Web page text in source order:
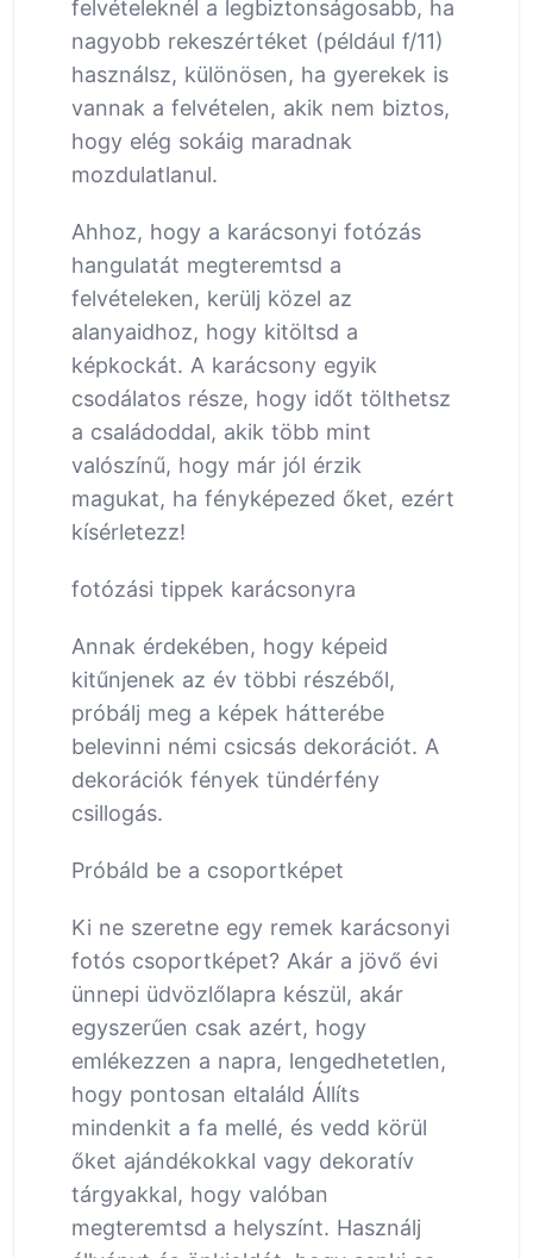
felvételeknél a legbiztonságosabb, ha
nagyobb rekeszértéket (például f/11)
használsz, különösen, ha gyerekek is
vannak a felvételen, akik nem biztos,
hogy elég sokáig maradnak
mozdulatlanul.
Ahhoz, hogy a karácsonyi fotózás
hangulatát megteremtsd a
felvételeken, kerülj közel az
alanyaidhoz, hogy kitöltsd a
képkockát. A karácsony egyik
csodálatos része, hogy időt tölthetsz
a családoddal, akik több mint
valószínű, hogy már jól érzik
magukat, ha fényképezed őket, ezért
kísérletezz!
fotózási tippek karácsonyra
Annak érdekében, hogy képeid
kitűnjenek az év többi részéből,
próbálj meg a képek hátterébe
belevinni némi csicsás dekorációt. A
dekorációk fények tündérfény
csillogás.
Próbáld be a csoportképet
Ki ne szeretne egy remek karácsonyi
fotós csoportképet? Akár a jövő évi
ünnepi üdvözlőlapra készül, akár
egyszerűen csak azért, hogy
emlékezzen a napra, lengedhetetlen,
hogy pontosan eltaláld Állíts
mindenkit a fa mellé, és vedd körül
őket ajándékokkal vagy dekoratív
tárgyakkal, hogy valóban
megteremtsd a helyszínt. Használj